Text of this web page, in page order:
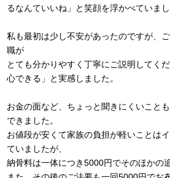
るなんていいね」と笑顔を浮かべていまし
私も最初は少し不安があったのですが、
職が
とても分かりやすく丁寧にご説明してく
心できる」と実感しました。
お金の面など、ちょっと聞きにくいこと
できました。
お値段が安くて家族の負担が軽いことは
ていましたが、
納骨料は一体につき5000円でそのほかの